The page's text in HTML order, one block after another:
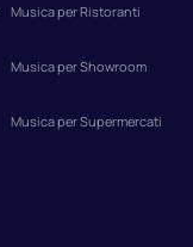
Musica per Ristoranti
Musica per Showroom
Musica per Supermercati